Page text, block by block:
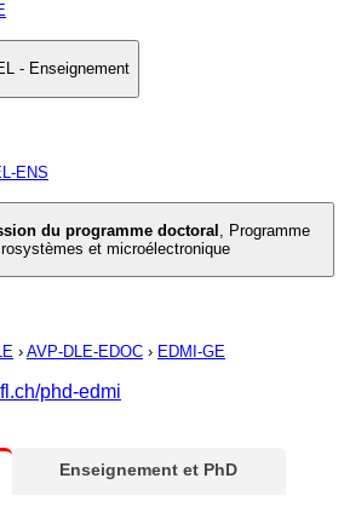
- Enseignement
ENS
du programme doctoral , Programme
et microélectronique
› AVP-DLE-EDOC › EDMI-GE
phd-edmi
Enseignement et PhD